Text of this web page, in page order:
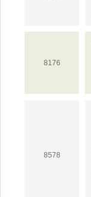
8176
8578